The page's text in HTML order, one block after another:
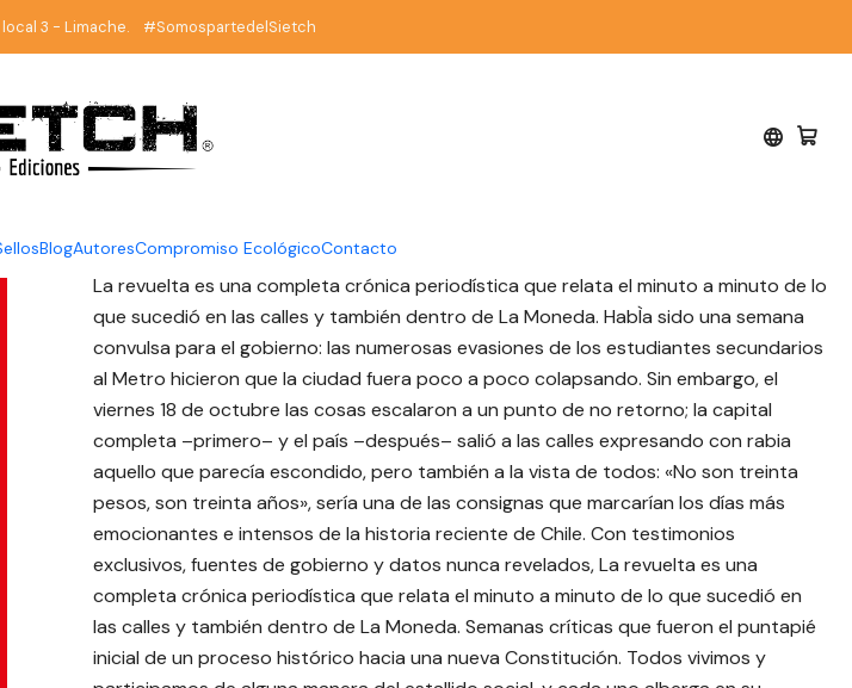
BlogAutoresCompromiso EcológicoContacto
local 3 - Limache. #SomospartedelSietch
La revuelta - Laura Landaeta - Planeta
|
La revuelta - Laura Landaeta -
Planeta
DESCRIPCIÓN
La revuelta es una completa crónica periodística que relata el minuto a minuto de lo
que sucedió en las calles y también dentro de La Moneda. HabÌa sido una semana
convulsa para el gobierno: las numerosas evasiones de los estudiantes secundarios
al Metro hicieron que la ciudad fuera poco a poco colapsando. Sin embargo, el
viernes 18 de octubre las cosas escalaron a un punto de no retorno; la capital
completa –primero– y el país –después– salió a las calles expresando con rabia
aquello que parecía escondido, pero también a la vista de todos: «No son treinta
pesos, son treinta años», sería una de las consignas que marcarían los días más
emocionantes e intensos de la historia reciente de Chile. Con testimonios
exclusivos, fuentes de gobierno y datos nunca revelados, La revuelta es una
completa crónica periodística que relata el minuto a minuto de lo que sucedió en
las calles y también dentro de La Moneda. Semanas críticas que fueron el puntapié
inicial de un proceso histórico hacia una nueva Constitución. Todos vivimos y